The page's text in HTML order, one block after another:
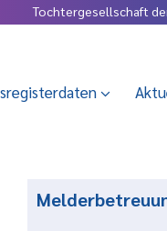
Tochtergesellschaft